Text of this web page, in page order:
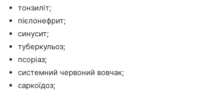
тонзиліт;
пієлонефрит;
синусит;
туберкульоз;
псоріаз;
системний червоний вовчак;
саркоїдоз;